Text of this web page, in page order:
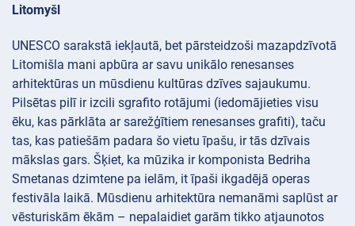
Litomyšl
UNESCO sarakstā iekļautā, bet pārsteidzoši mazapdzīvotā
Litomišla mani apbūra ar savu unikālo renesanses
arhitektūras un mūsdienu kultūras dzīves sajaukumu.
Pilsētas pilī ir izcili sgrafito rotājumi (iedomājieties visu
ēku, kas pārklāta ar sarežģītiem renesanses grafiti), taču
tas, kas patiešām padara šo vietu īpašu, ir tās dzīvais
mākslas gars. Šķiet, ka mūzika ir komponista Bedriha
Smetanas dzimtene pa ielām, it īpaši ikgadējā operas
festivāla laikā. Mūsdienu arhitektūra nemanāmi saplūst ar
vēsturiskām ēkām – nepalaidiet garām tikko atjaunotos